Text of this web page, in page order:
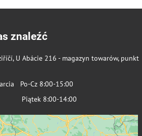
znaleźć
U Abácie 216 - magazyn towarów, punkt
Po-Cz 8:00-15:00
8:00-14:00